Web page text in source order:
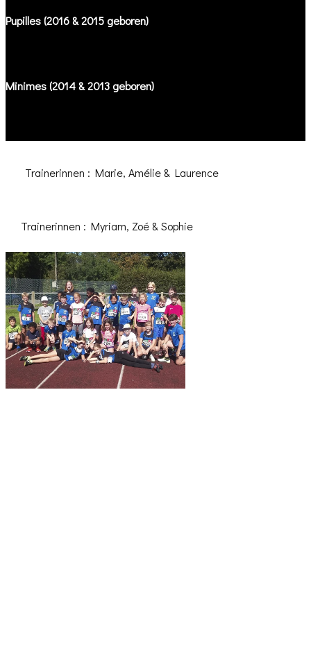
Pupilles (2016 & 2015 geboren)
Minimes (2014 & 2013 geboren)
Trainerinnen : Marie, Amélie & Laurence
Trainerinnen : ​Myriam, ​Zoé & ​Sophie
Trainer.in : Antoine & Laurence